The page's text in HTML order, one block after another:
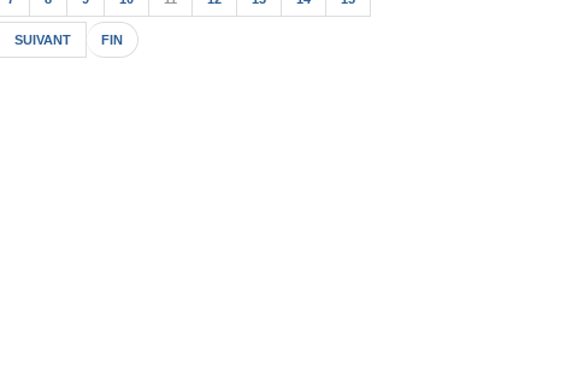
SUIVANT FIN